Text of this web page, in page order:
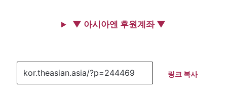
▼ 아시아엔 후원계좌 ▼
링크 복사